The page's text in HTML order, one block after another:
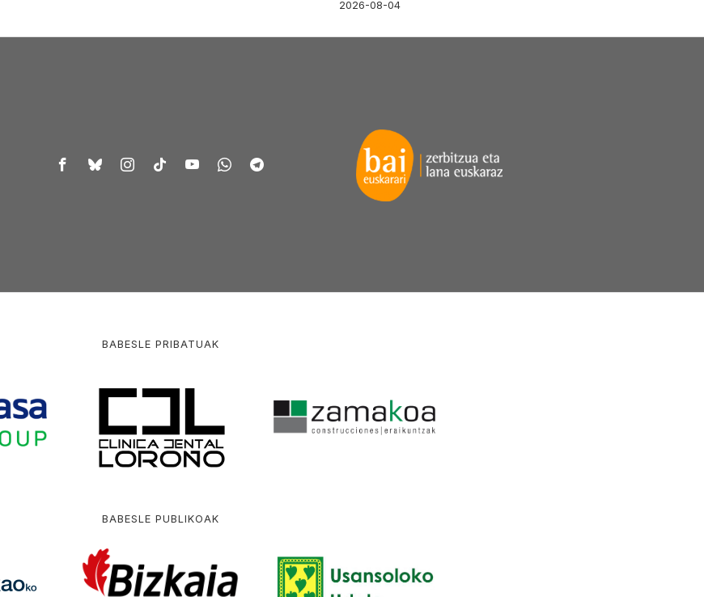
2026-08-04
BABESLE PRIBATUAK
BABESLE PUBLIKOAK